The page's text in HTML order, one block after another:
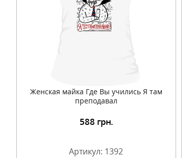
Женская майка Где Вы учились Я там
преподавал
588 грн.
Артикул: 1392
Подробнее